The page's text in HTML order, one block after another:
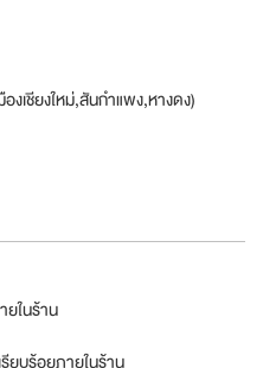
งเชียงใหม่,สันกำแพง,หางดง)
ยในร้าน
ยบร้อยภายในร้าน